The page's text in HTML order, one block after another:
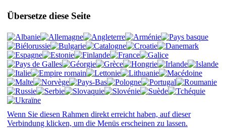
Übersetze diese Seite
Wenn Sie diesen Rahmen direkt erreicht haben, auf dieser
Verbindung klicken, um die Menüs erscheinen zu lassen.